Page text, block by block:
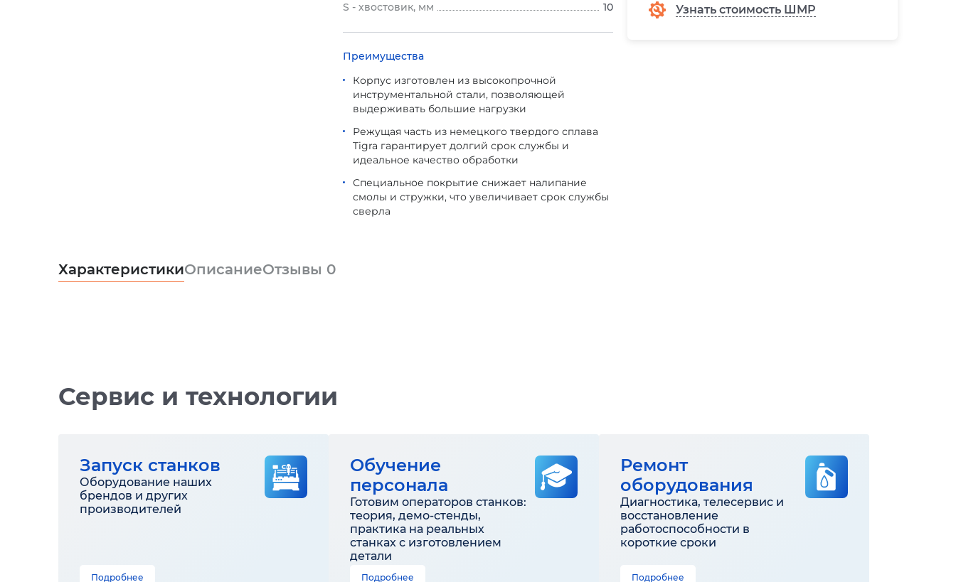
Узнать стоимость ШМР
S - хвостовик, мм
10
Преимущества
Корпус изготовлен из высокопрочной
инструментальной стали, позволяющей
выдерживать большие нагрузки
Режущая часть из немецкого твердого сплава
Tigra гарантирует долгий срок службы и
идеальное качество обработки
Специальное покрытие снижает налипание
смолы и стружки, что увеличивает срок службы
сверла
ХарактеристикиОписаниеОтзывы 0
Сервис и технологии
Запуск станков
Оборудование наших
брендов и других
производителей
Подробнее
Обучение
персонала
Готовим операторов станков:
теория, демо-стенды,
практика на реальных
станках с изготовлением
детали
Подробнее
Ремонт
оборудования
Диагностика, телесервис и
восстановление
работоспособности в
короткие сроки
Подробнее